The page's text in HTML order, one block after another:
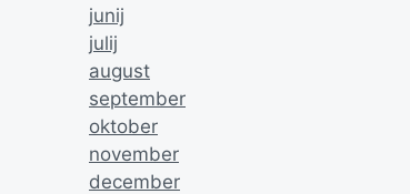
junij
julij
august
september
oktober
november
december